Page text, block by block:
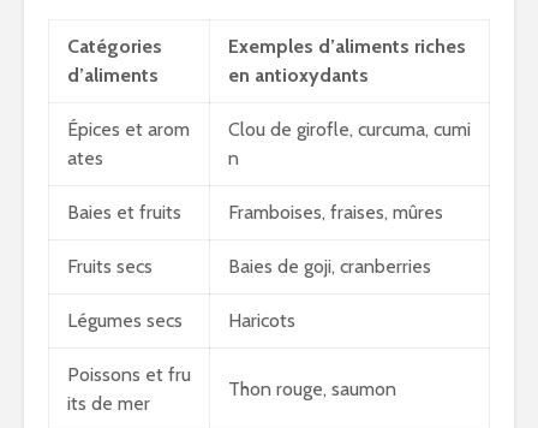
Catégories
d’aliments
Exemples d’aliments riches
en antioxydants
Épices et arom
ates
Clou de girofle, curcuma, cumi
n
Baies et fruits Framboises, fraises, mûres
Fruits secs Baies de goji, cranberries
Légumes secs Haricots
Poissons et fru
its de mer
Thon rouge, saumon